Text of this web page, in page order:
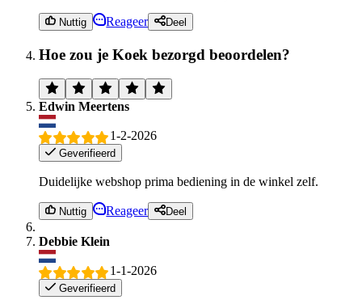
Nuttig Reageer Deel
Hoe zou je Koek bezorgd beoordelen?
Edwin Meertens
1-2-2026
Geverifieerd
Duidelijke webshop prima bediening in de winkel zelf.
Nuttig Reageer Deel
Debbie Klein
1-1-2026
Geverifieerd